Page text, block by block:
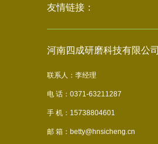
友情链接：
河南四成研磨科技有限公司
联系人：李经理
电 话：0371-63211287
手 机：15738804601
邮 箱：betty@hnsicheng.cn